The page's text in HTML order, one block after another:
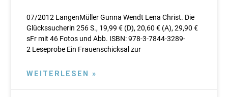
07/2012 LangenMüller Gunna Wendt Lena Christ. Die
Glückssucherin 256 S., 19,99 € (D), 20,60 € (A), 29,90 €
sFr mit 46 Fotos und Abb. ISBN: 978-3-7844-3289-
2 Leseprobe Ein Frauenschicksal zur
WEITERLESEN »